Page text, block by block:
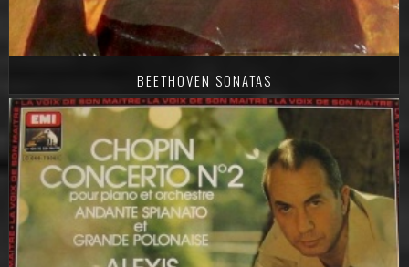
BEETHOVEN SONATAS